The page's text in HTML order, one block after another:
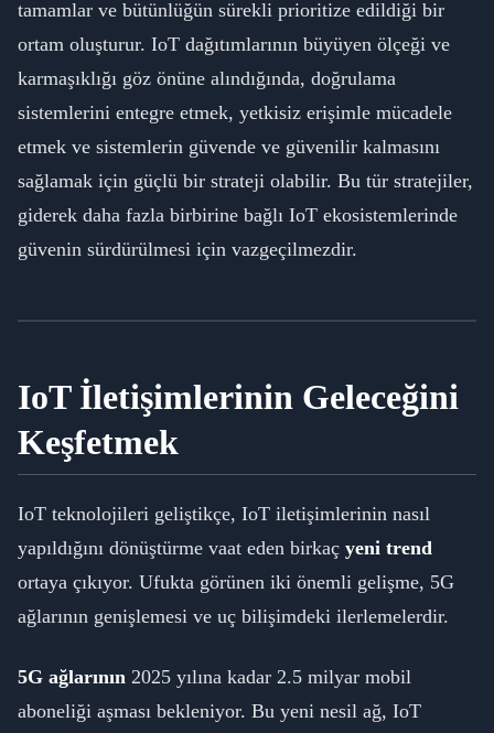
tamamlar ve bütünlüğün sürekli prioritize edildiği bir
ortam oluşturur. IoT dağıtımlarının büyüyen ölçeği ve
karmaşıklığı göz önüne alındığında, doğrulama
sistemlerini entegre etmek, yetkisiz erişimle mücadele
etmek ve sistemlerin güvende ve güvenilir kalmasını
sağlamak için güçlü bir strateji olabilir. Bu tür stratejiler,
giderek daha fazla birbirine bağlı IoT ekosistemlerinde
güvenin sürdürülmesi için vazgeçilmezdir.
IoT İletişimlerinin Geleceğini
Keşfetmek
IoT teknolojileri geliştikçe, IoT iletişimlerinin nasıl
yapıldığını dönüştürme vaat eden birkaç yeni trend
ortaya çıkıyor. Ufukta görünen iki önemli gelişme, 5G
ağlarının genişlemesi ve uç bilişimdeki ilerlemelerdir.
5G ağlarının 2025 yılına kadar 2.5 milyar mobil
aboneliği aşması bekleniyor. Bu yeni nesil ağ, IoT